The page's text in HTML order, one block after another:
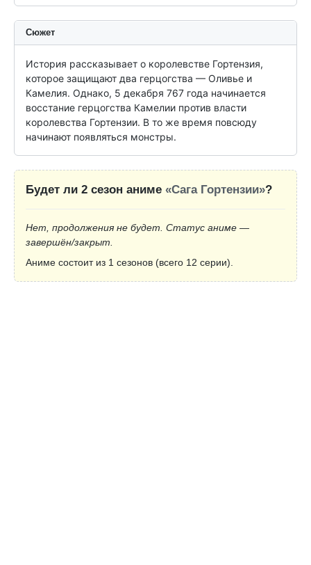
Сюжет
История рассказывает о королевстве Гортензия,
которое защищают два герцогства — Оливье и
Камелия. Однако, 5 декабря 767 года начинается
восстание герцогства Камелии против власти
королевства Гортензии. В то же время повсюду
начинают появляться монстры.
Будет ли 2 сезон аниме «Сага Гортензии»?
Нет, продолжения не будет. Статус аниме —
завершён/закрыт.
Аниме состоит из 1 сезонов (всего 12 серии).